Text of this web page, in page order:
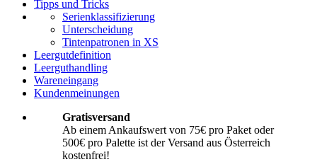
möglich. Unter diesen Werten belaufen sich die Rücksendekosten auf 10,71€
pro Paket bzw. 119,00€ pro Palette (inkl. MwSt.). Diese werden vom
eingesandten Ankaufswert abgezogen. Falls Sie die o. g. Werte nicht
erreichen, empfehlen wir Ihnen den Versand auf eigene Kosten! Unter
Versand können Sie den Versandablauf beginnen.
Wie muss ich die Kartuschen und Patronen verpacken?
sich um hochempfindliche Konstruktionen. Daher ist es wichtig, dass Sie für
eine sichere Transportverpackung sorgen. Die Verpackung muss den Inhalt
der Sendung gegen Beanspruchungen, denen sie normalerweise während des
Versandes ausgesetzt ist (z.B. durch Druck, Stoß, Fall oder Vibration) sicher
Tipps und Tricks
Serienklassifizierung
Unterscheidung
Tintenpatronen in XS
Leergutdefinition
Leerguthandling
Wareneingang
Kundenmeinungen
Gratisversand
Ab einem Ankaufswert von 75€ pro Paket oder
500€ pro Palette ist der Versand aus Österreich
kostenfrei!